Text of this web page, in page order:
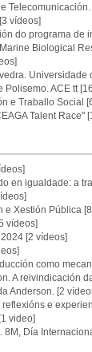
[3 vídeos]
do programa de
Biological
Universidade
Polisemo. ACE tt
e Traballo Social
Talent Race"
en igualdade: a
e Xestión Pública
vídeos]
[2 vídeos]
como
A reivindicación
Anderson. [2
e
[1 video]
8M, Día